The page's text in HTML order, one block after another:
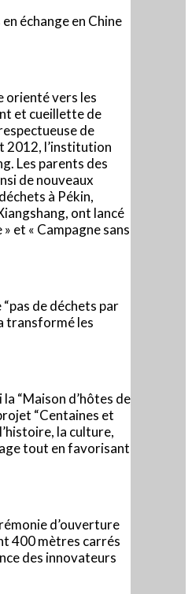
échange en Chine
orienté vers les
et cueillette de
de
2012, l’institution
Les parents des
de nouveaux
à Pékin,
ont lancé
et « Campagne sans
de déchets par
transformé les
“Maison d’hôtes de
“Centaines et
la culture,
tout en favorisant
d’ouverture
400 mètres carrés
des innovateurs